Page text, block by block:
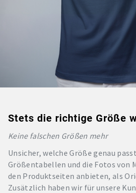
Stets die richtige Größe
Keine falschen Größen mehr
Unsicher, welche Größe genau
Größentabellen und die Fotos von
den Produktseiten anbieten, als
Zusätzlich haben wir für unsere